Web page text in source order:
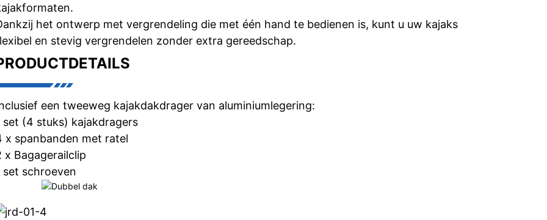
het ontwerp met vergrendeling die met één hand te bedienen is, kunt u uw kajaks
en stevig vergrendelen zonder extra gereedschap.
een tweeweg kajakdakdrager van aluminiumlegering:
set (4 stuks) kajakdragers
x spanbanden met ratel
x Bagagerailclip
set schroeven